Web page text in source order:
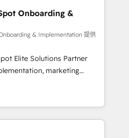
revenue operations and
Pre-built and custom
full tech stack. - Custom
and full-funnel automation.
campaigns, and lead
managed support, and
Onboarding &
& Implementation 提供
Elite Solutions Partner
marketing
AEO and GEO (AI
HubSpot Content Hub and